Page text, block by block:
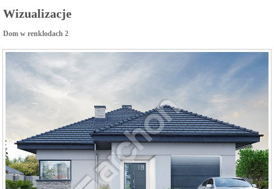
Wizualizacje
Dom w renklodach 2